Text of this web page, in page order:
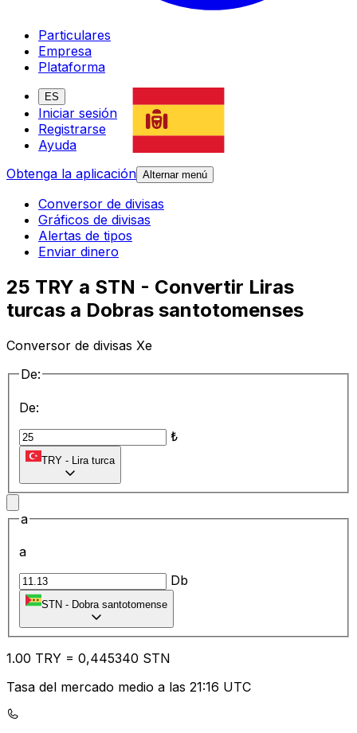
Particulares
Empresa
Plataforma
ES
Iniciar sesión
Registrarse
Ayuda
Obtenga la aplicación Alternar menú
Conversor de divisas
Gráficos de divisas
Alertas de tipos
Enviar dinero
25 TRY a STN - Convertir Liras
turcas a Dobras santotomenses
Conversor de divisas Xe
De:
De:
₺
TRY - Lira turca
a
a
Db
STN - Dobra santotomense
1.00 TRY = 0,445340 STN
Tasa del mercado medio a las 21:16 UTC